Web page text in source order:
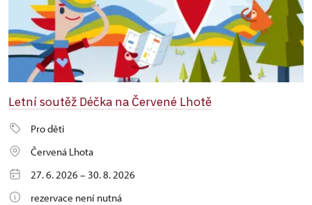
Letní soutěž Déčka na Červené Lhotě
Pro děti
Červená Lhota
27. 6. 2026 – 30. 8. 2026
rezervace není nutná